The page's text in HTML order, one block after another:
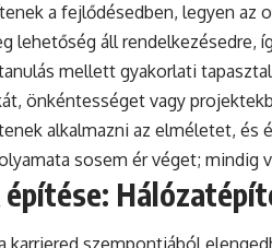
a fejlődésedben, legyen az
lehetőség áll rendelkezésedre,
mellett gyakorlati
önkéntességet vagy
alkalmazni az elméletet, és
sosem ér véget; mindig
karriered szempontjából